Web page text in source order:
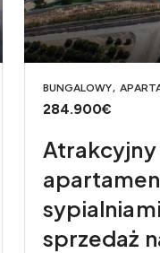
BUNGALOWY,
284.900€
sprzedaż